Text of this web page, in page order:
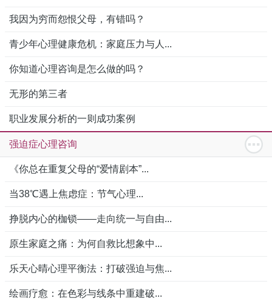
我因为穷而怨恨父母，有错吗？
青少年心理健康危机：家庭压力与人...
你知道心理咨询是怎么做的吗？
无形的第三者
职业发展分析的一则成功案例
强迫症心理咨询
《你总在重复父母的“爱情剧本”...
当38℃遇上焦虑症：节气心理...
挣脱内心的枷锁——走向统一与自由...
原生家庭之痛：为何自救比想象中...
乐天心晴心理平衡法：打破强迫与焦...
绘画疗愈：在色彩与线条中重建破...